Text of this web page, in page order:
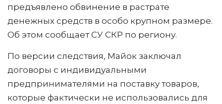
предъявлено обвинение в растрате
денежных средств в особо крупном размере.
Об этом сообщает СУ СКР по региону.
По версии следствия, Майок заключал
договоры с индивидуальными
предпринимателями на поставку товаров,
которые фактически не использовались для